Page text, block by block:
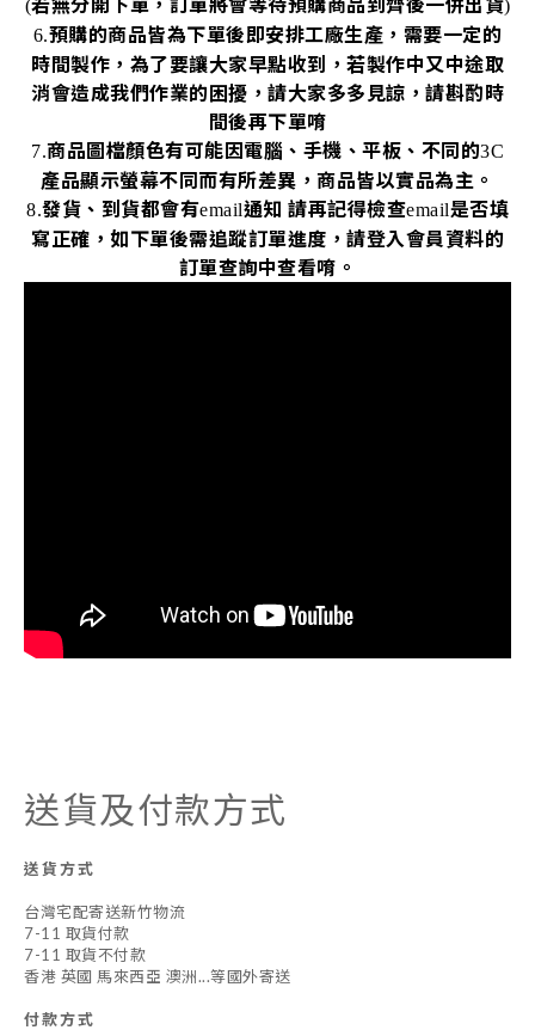
(
)
6.預購的商品皆為下單後即安排工廠生產，需要一定的
時間製作，為了要讓大家早點收到，若製作中又中途取
消會造成我們作業的困擾，請大家多多見諒，請斟酌時
間後再下單唷
7.商品圖檔顏色有可能因電腦、手機、平板、不同的3C
產品顯示螢幕不同而有所差異，商品皆以實品為主。
8.發貨、到貨都會有email通知 請再記得檢查email是否填
寫正確，如下單後需追蹤訂單進度，請登入會員資料的
訂單查詢中查看唷。
送貨及付款方式
送貨方式
台灣宅配寄送新竹物流
7-11 取貨付款
7-11 取貨不付款
香港 英國 馬來西亞 澳洲...等國外寄送
付款方式